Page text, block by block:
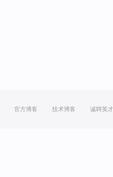
官方博客 技术博客 诚聘英才